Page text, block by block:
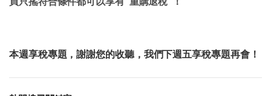
本週享稅專題，謝謝您的收聽， 我們下週五享稅專題再會！